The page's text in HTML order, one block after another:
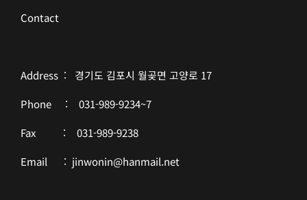
Contact
Address : 경기도 김포시 월곶면 고양로 17
Phone : 031-989-9234~7
Fax : 031-989-9238
Email : jinwonin@hanmail.net